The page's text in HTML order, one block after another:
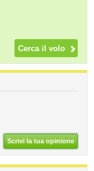
Scrivi la tua opinione